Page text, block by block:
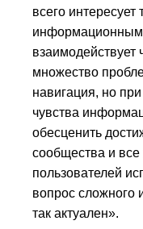
всего интересует
информационным
множество
навигация, но
чувства
обесценить
сообщества и
пользователей
вопрос сложного
так актуален».